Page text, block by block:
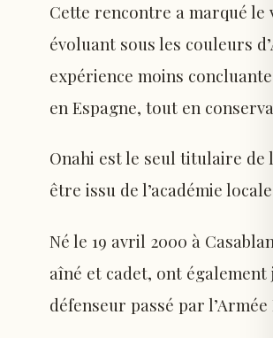
Cette rencontre a marqué le
évoluant sous les couleurs
expérience moins
en Espagne, tout en
Onahi est le seul titulaire de
être issu de l’académie locale
Né le 19 avril 2000 à
aîné et cadet, ont également
défenseur passé par l’Armée